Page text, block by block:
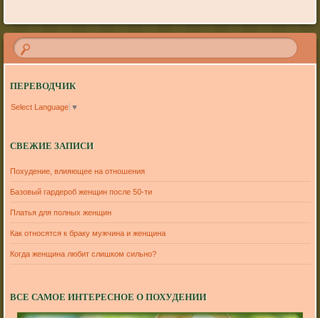
ПЕРЕВОДЧИК
Select Language ▼
СВЕЖИЕ ЗАПИСИ
Похудение, влияющее на отношения
Базовый гардероб женщин после 50-ти
Платья для полных женщин
Как относятся к браку мужчина и женщина
Когда женщина любит слишком сильно?
ВСЕ САМОЕ ИНТЕРЕСНОЕ О ПОХУДЕНИИ